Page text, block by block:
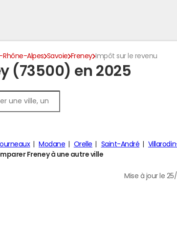
Rhône-Alpes Savoie Freney Impôt sur le revenu
(73500) en 2025
Modane Orelle Saint-André
Freney à une autre ville
Mise à jour le